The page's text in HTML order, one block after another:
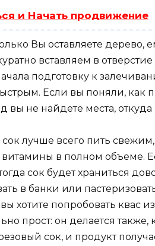
и Начать продвижение
Вы оставляете дерево,
вставляем в
подготовку к
Если вы поняли, как
вы не найдете места, откуда
лучше всего пить свежим,
в полном объеме.
сок будет храниться
в банки или
хотите попробовать квас
прост: он делается
сок, и продукт